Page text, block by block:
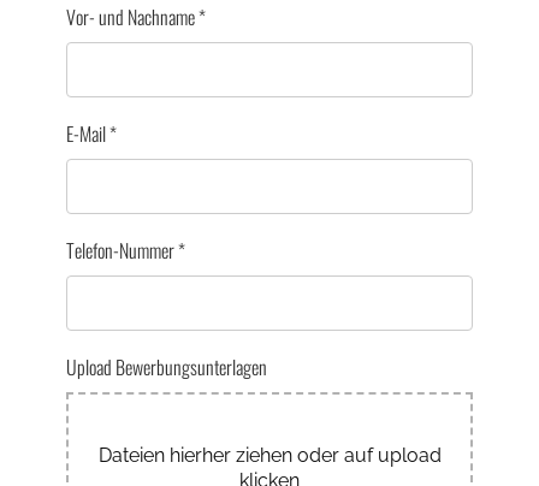
Vor- und Nachname*
E-Mail*
Telefon-Nummer*
Upload Bewerbungsunterlagen
Dateien hierher ziehen oder auf upload
klicken